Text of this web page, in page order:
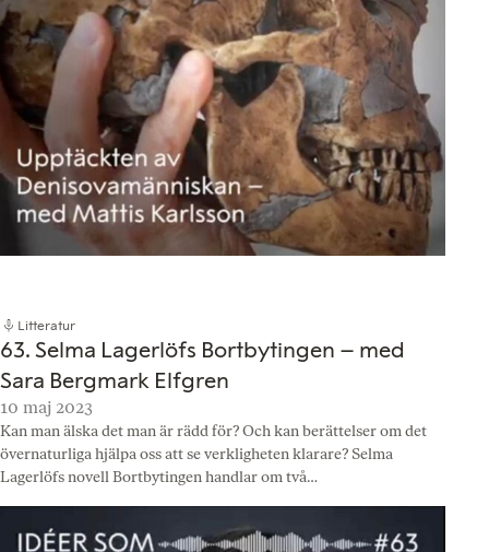
Litteratur
63. Selma Lagerlöfs Bortbytingen – med
Sara Bergmark Elfgren
10 maj 2023
Kan man älska det man är rädd för? Och kan berättelser om det
övernaturliga hjälpa oss att se verkligheten klarare? Selma
Lagerlöfs novell Bortbytingen handlar om två…